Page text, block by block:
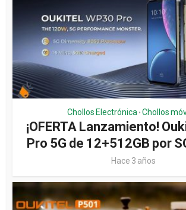
Chollos Electrónica • Chollos
¡OFERTA Lanzamiento!
Pro 5G de 12+512GB por
Hace 3 años